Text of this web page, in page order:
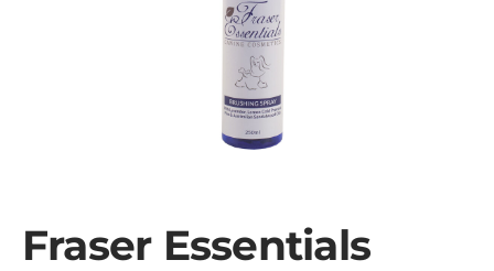
Fraser Essentials